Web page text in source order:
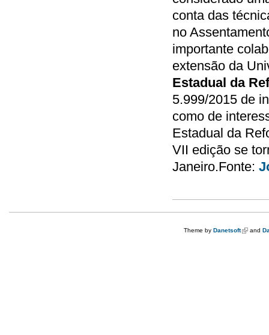
conta das
no
importante
extensão da
Estadual da
5.999/2015 de
como de
Estadual da
VII edição se
Janeiro.Fonte:
Theme by Danetsoft(link is
and